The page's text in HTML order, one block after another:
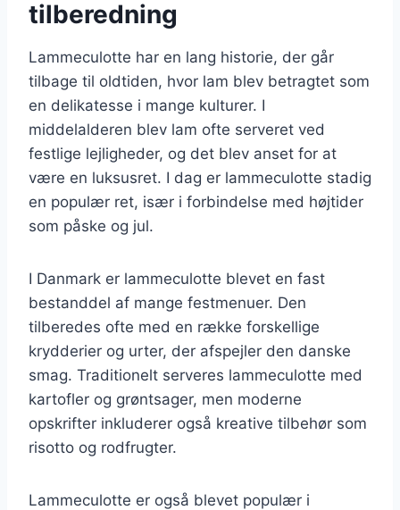
tilberedning
Lammeculotte har en lang historie, der går
tilbage til oldtiden, hvor lam blev betragtet som
en delikatesse i mange kulturer. I
middelalderen blev lam ofte serveret ved
festlige lejligheder, og det blev anset for at
være en luksusret. I dag er lammeculotte stadig
en populær ret, især i forbindelse med højtider
som påske og jul.
I Danmark er lammeculotte blevet en fast
bestanddel af mange festmenuer. Den
tilberedes ofte med en række forskellige
krydderier og urter, der afspejler den danske
smag. Traditionelt serveres lammeculotte med
kartofler og grøntsager, men moderne
opskrifter inkluderer også kreative tilbehør som
risotto og rodfrugter.
Lammeculotte er også blevet populær i